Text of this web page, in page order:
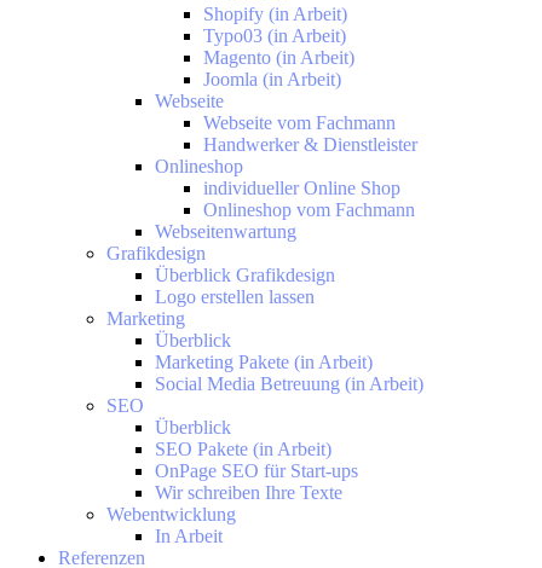
Shopify (in Arbeit)
Typo03 (in Arbeit)
Magento (in Arbeit)
Joomla (in Arbeit)
Webseite
Webseite vom Fachmann
Handwerker & Dienstleister
Onlineshop
individueller Online Shop
Onlineshop vom Fachmann
Webseitenwartung
Grafikdesign
Überblick Grafikdesign
Logo erstellen lassen
Marketing
Überblick
Marketing Pakete (in Arbeit)
Social Media Betreuung (in Arbeit)
SEO
Überblick
SEO Pakete (in Arbeit)
OnPage SEO für Start-ups
Wir schreiben Ihre Texte
Webentwicklung
In Arbeit
Referenzen